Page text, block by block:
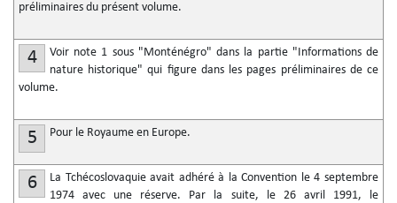
préliminaires du présent volume.
4
Voir note 1 sous "Monténégro" dans la partie "Informations de
nature historique" qui figure dans les pages préliminaires de ce
volume.
5 Pour le Royaume en Europe.
6
La Tchécoslovaquie avait adhéré à la Convention le 4 septembre
1974 avec une réserve. Par la suite, le 26 avril 1991, le